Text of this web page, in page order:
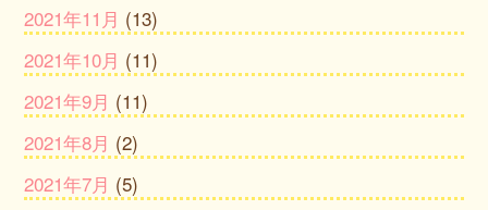
2021年11月 (13)
2021年10月 (11)
2021年9月 (11)
2021年8月 (2)
2021年7月 (5)